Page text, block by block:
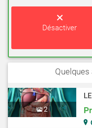
Désactiver
2